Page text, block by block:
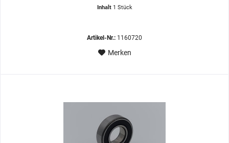
Inhalt 1 Stück
Artikel-Nr.: 1160720
Merken